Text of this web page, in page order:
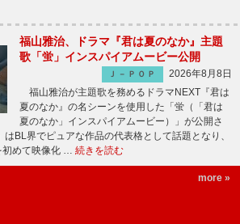
福山雅治、ドラマ『君は夏のなか』主題
歌「蛍」インスパイアムービー公開
Ｊ－ＰＯＰ
2026年8月8日
福山雅治が主題歌を務めるドラマNEXT『君は
夏のなか』の名シーンを使用した「蛍（「君は
夏のなか」インスパイアムービー）」が公開さ
BL界でピュアな作品の代表格として話題となり、
初めて映像化 … 続きを読む
more »